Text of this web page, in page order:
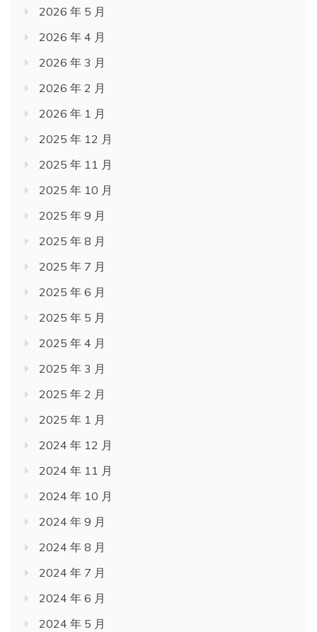
2026 年 5 月
2026 年 4 月
2026 年 3 月
2026 年 2 月
2026 年 1 月
2025 年 12 月
2025 年 11 月
2025 年 10 月
2025 年 9 月
2025 年 8 月
2025 年 7 月
2025 年 6 月
2025 年 5 月
2025 年 4 月
2025 年 3 月
2025 年 2 月
2025 年 1 月
2024 年 12 月
2024 年 11 月
2024 年 10 月
2024 年 9 月
2024 年 8 月
2024 年 7 月
2024 年 6 月
2024 年 5 月